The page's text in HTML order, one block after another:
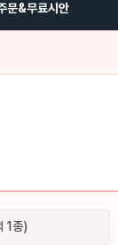
문&무료시안
1종)